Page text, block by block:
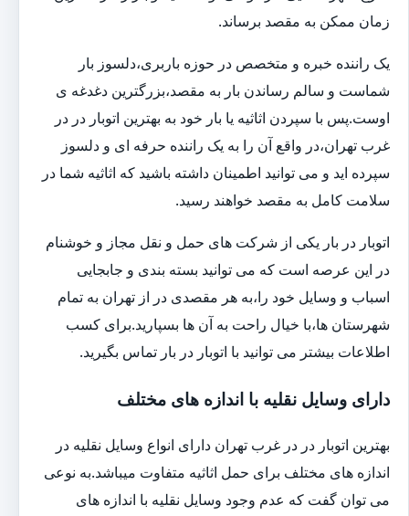
زمان ممکن به مقصد برساند.
یک راننده خبره و متخصص در حوزه باربری،دلسوز بار
شماست و سالم رساندن بار به مقصد،بزرگترین دغدغه ی
اوست.پس با سپردن اثاثیه یا بار خود به بهترین اتوبار در در
غرب تهران،در واقع آن را به یک راننده حرفه ای و دلسوز
سپرده اید و می توانید اطمینان داشته باشید که اثاثیه شما در
سلامت کامل به مقصد خواهند رسید.
اتوبار در بار یکی از شرکت های حمل و نقل مجاز و خوشنام
در این عرصه است که می توانید بسته بندی و جابجایی
اسباب و وسایل خود را،به هر مقصدی در از تهران به تمام
شهرستان ها،با خیال راحت به آن ها بسپارید.برای کسب
اطلاعات بیشتر می توانید با اتوبار در بار تماس بگیرید.
دارای وسایل نقلیه با اندازه های مختلف
بهترین اتوبار در در غرب تهران دارای انواع وسایل نقلیه در
اندازه های مختلف برای حمل اثاثیه متفاوت می‎باشد.به نوعی
می توان گفت که عدم وجود وسایل نقلیه با اندازه های